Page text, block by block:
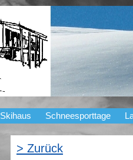
Skihaus Schneesporttage
> Zurück